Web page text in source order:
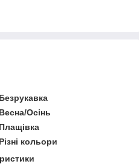
Безрукавка
Весна/Осінь
Плащівка
Різні кольори